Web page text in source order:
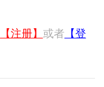
【注册】 或者 【登